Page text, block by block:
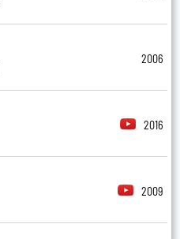
2006
2016
2009